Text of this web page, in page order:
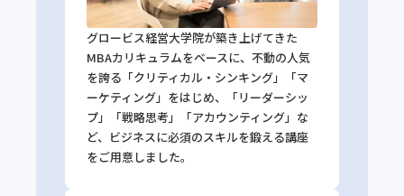
グロービス経営大学院が築き上げてきた
MBAカリキュラムをベースに、不動の人気
を誇る「クリティカル・シンキング」「マ
ーケティング」をはじめ、「リーダーシッ
プ」「戦略思考」「アカウンティング」な
ど、ビジネスに必須のスキルを鍛える講座
をご用意しました。